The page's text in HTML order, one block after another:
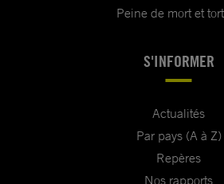
Peine de mort et
S'INFORMER
Actualités
Par pays (A à Z)
Repères
Nos rapports